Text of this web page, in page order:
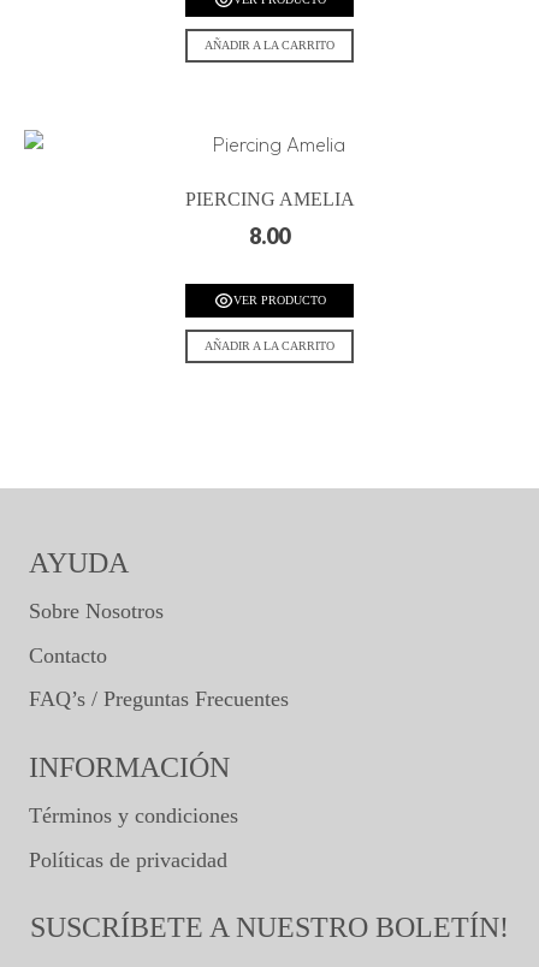
AÑADIR A LA CARRITO
PIERCING AMELIA
8.00
VER PRODUCTO
AÑADIR A LA CARRITO
AYUDA
Sobre Nosotros
Contacto
FAQ’s / Preguntas Frecuentes
INFORMACIÓN
Términos y condiciones
Políticas de privacidad
SUSCRÍBETE A NUESTRO BOLETÍN!